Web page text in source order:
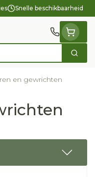
Snelle beschikbaarheid
Zoek
en gewrichten